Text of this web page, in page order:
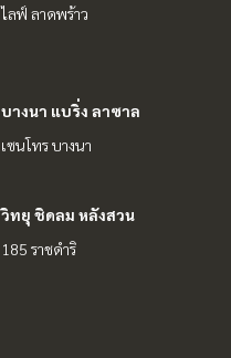
ไลฟ์ ลาดพร้าว
บางนา แบริ่ง ลาซาล
เซนโทร บางนา
วิทยุ ชิดลม หลังสวน
185 ราชดำริ